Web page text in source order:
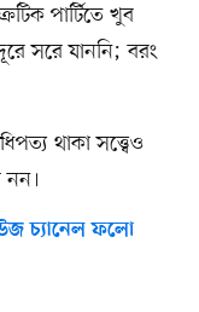
পার্টিতে খুব
সরে যাননি; বরং
থাকা সত্ত্বেও
নন।
চ্যানেল ফলো